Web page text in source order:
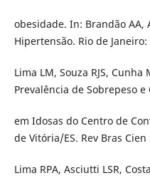
obesidade. In: Brandão AA,
Hipertensão. Rio de
Lima LM, Souza RJS, Cunha
Prevalência de Sobrepeso
em Idosas do Centro de
de Vitória/ES. Rev Bras
Lima RPA, Asciutti LSR,